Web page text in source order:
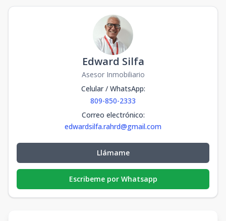
Edward Silfa
Asesor Inmobiliario
Celular / WhatsApp:
809-850-2333
Correo electrónico:
edwardsilfa.rahrd@gmail.com
Llámame
Escribeme por Whatsapp